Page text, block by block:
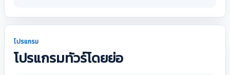
โปรแกรม
โปรแกรมทัวร์โดยย่อ